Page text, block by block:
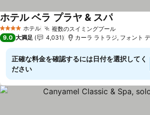
4 ホテルのランク
ホテル 複数のスイミングプール料金を表示
ホテル ベラ プラヤ & スパ料金を表示
9.0 大満足 4,031 カーラ ラトラジ, フォント
正確な料金を確認するには日付を選択してく
ださい